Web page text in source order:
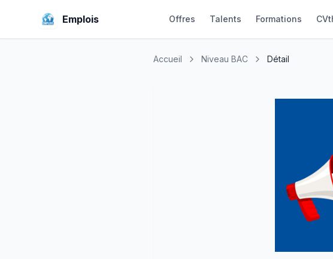
Emplois Offres Talents Formations
Accueil Niveau BAC Détail